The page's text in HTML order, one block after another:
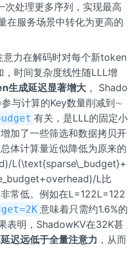
处理更多序列，实现最高
在服务场景中转化为更高的
力在解码时对每个新token
时间复杂度线性随LLL增
生成延迟显著增大。Shado
与计算的Key数量削减到∼
有关，是LLL的固定小
加了一些筛选和数据拷贝开
体计算量近似降低为原来的
L(\text{sparse\_budget}+
L比
常低。例如在L=122L=122
意味着只需约1.6%的
表明，ShadowKV在32K甚
迟远低于全量注意力 ，从而